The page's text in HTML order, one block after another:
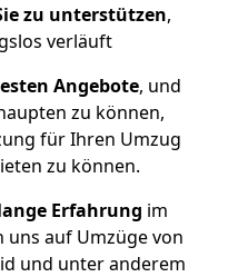
zu unterstützen,
verläuft
Angebote, und
zu können,
für Ihren Umzug
zu können.
Erfahrung im
uns auf Umzüge von
und unter anderem